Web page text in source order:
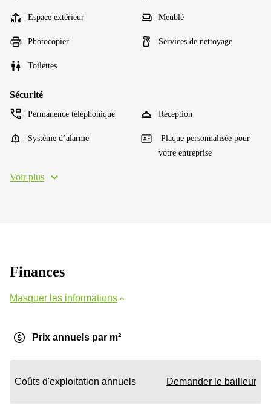
Espace extérieur Meublé
Photocopier Services de nettoyage
Toilettes
Sécurité
Permanence téléphonique Réception
Système d’alarme
Plaque personnalisée pour
votre entreprise
Voir plus
Finances
Masquer les informations
Prix annuels par m²
Coûts d'exploitation annuels Demander le bailleur